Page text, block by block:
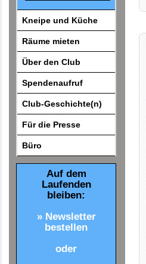
Kneipe und Küche
Räume mieten
Über den Club
Spendenaufruf
Club-Geschichte(n)
Für die Presse
Büro
Auf dem
Laufenden
bleiben:
» Newsletter
bestellen
oder